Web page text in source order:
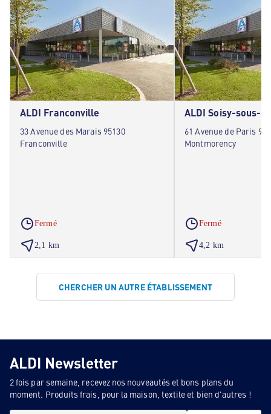
ALDI Franconville
33 Avenue des Marais 95130
Franconville
Fermé
2,1 km
ALDI Soisy-sous-
61 Avenue de Paris
Montmorency
Fermé
4,2 km
CHERCHER UN AUTRE ÉTABLISSEMENT
ALDI Newsletter
2 fois par semaine, recevez nos nouveautés et bons plans du
moment. Produits frais, pour la maison, textile et bien d'autres !